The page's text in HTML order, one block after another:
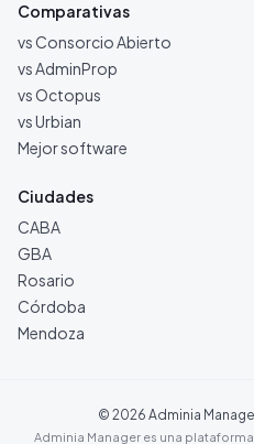
Comparativas
vs Consorcio Abierto
vs AdminProp
vs Octopus
vs Urbian
Mejor software
Ciudades
CABA
GBA
Rosario
Córdoba
Mendoza
© 2026 Adminia
Adminia Manager es una